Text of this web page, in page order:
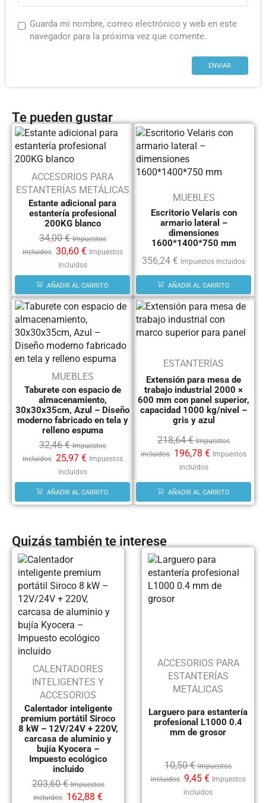
Guarda mi nombre, correo electrónico y web en este
navegador para la próxima vez que comente.
Te pueden gustar
ACCESORIOS PARA
ESTANTERÍAS METÁLICAS
Estante adicional para
estantería profesional
200KG blanco
34,00€ Impuestos
incluidos 30,60 € Impuestos
incluidos
AÑADIR AL CARRITO
MUEBLES
Escritorio Velaris con
armario lateral –
dimensiones
1600*1400*750 mm
356,24 € Impuestos incluidos
AÑADIR AL CARRITO
MUEBLES
Taburete con espacio de
almacenamiento,
30x30x35cm, Azul – Diseño
moderno fabricado en tela y
relleno espuma
32,46€ Impuestos
incluidos 25,97 €
Impuestos
incluidos
AÑADIR AL CARRITO
ESTANTERÍAS
Extensión para mesa de
trabajo industrial 2000 ×
600 mm con panel superior,
capacidad 1000 kg/nivel –
gris y azul
218,64€ Impuestos
incluidos 196,78 € Impuestos
incluidos
AÑADIR AL CARRITO
Quizás también te interese
CALENTADORES
INTELIGENTES Y
ACCESORIOS
Calentador inteligente
premium portátil Siroco
8 kW – 12V/24V + 220V,
carcasa de aluminio y
bujía Kyocera –
Impuesto ecológico
incluido
203,60€ Impuestos
incluidos 162,88 €
ACCESORIOS PARA
ESTANTERÍAS
METÁLICAS
Larguero para estantería
profesional L1000 0.4
mm de grosor
10,50€ Impuestos
incluidos 9,45 € Impuestos
incluidos